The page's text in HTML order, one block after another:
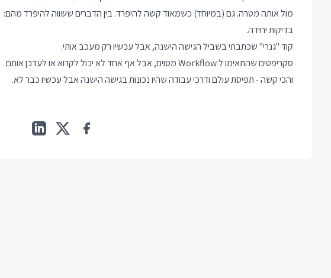
מול אותה מטרה. גם (במיוחד) כשמאוד קשה להיפרד. בין הדברים ששווה להיפרד מהם:
בדיקות יחידה.
קוד "גנרי" שכתבתי בשביל הגישה הישנה, אבל עכשיו רק מעכב אותי.
סקריפטים שהתאימו ל Workflow מסוים, אבל אף אחד לא יכול לקרוא או לעדכן אותם.
והכי קשה - תפיסת עולם ודרכי עבודה שהיו נכונות בגישה הישנה אבל עכשיו כבר לא.